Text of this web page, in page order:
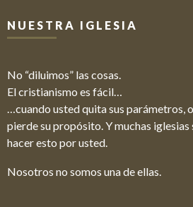
NUESTRA IGLESIA
No “diluimos” las cosas.
El cristianismo es fácil…
…cuando usted quita sus parámetros,
pierde su propósito. Y muchas iglesias
hacer esto por usted.
Nosotros no somos una de ellas.